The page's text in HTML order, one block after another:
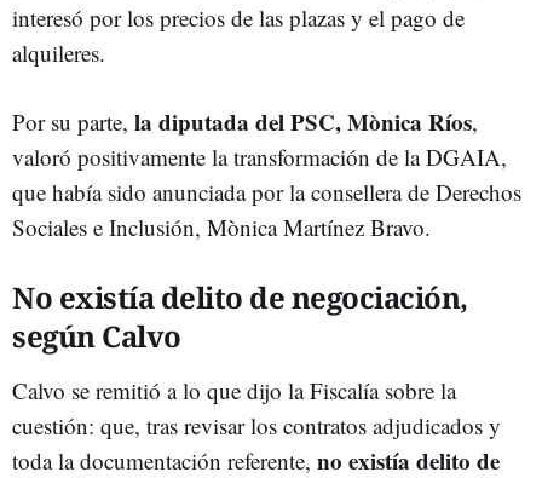
interesó por los precios de las plazas y el pago de
alquileres.
Por su parte, la diputada del PSC, Mònica Ríos,
valoró positivamente la transformación de la DGAIA,
que había sido anunciada por la consellera de Derechos
Sociales e Inclusión, Mònica Martínez Bravo.
No existía delito de negociación,
según Calvo
Calvo se remitió a lo que dijo la Fiscalía sobre la
cuestión: que, tras revisar los contratos adjudicados y
toda la documentación referente, no existía delito de